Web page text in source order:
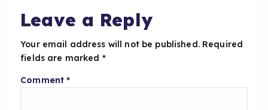
o
k
p
Leave a Reply
Your email address will not be published. Required
fields are marked *
Comment*